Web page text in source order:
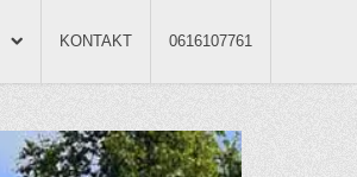
KONTAKT 0616107761